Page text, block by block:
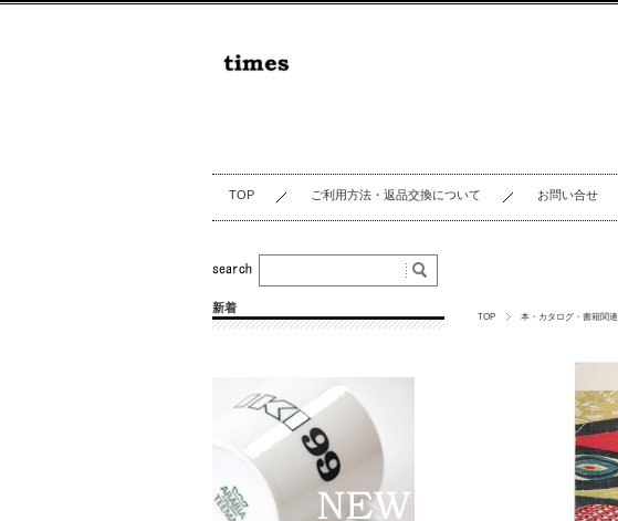
TOP ご利用方法・返品交換について お問い合せ
TOP 本・カタログ・書籍関連
新着